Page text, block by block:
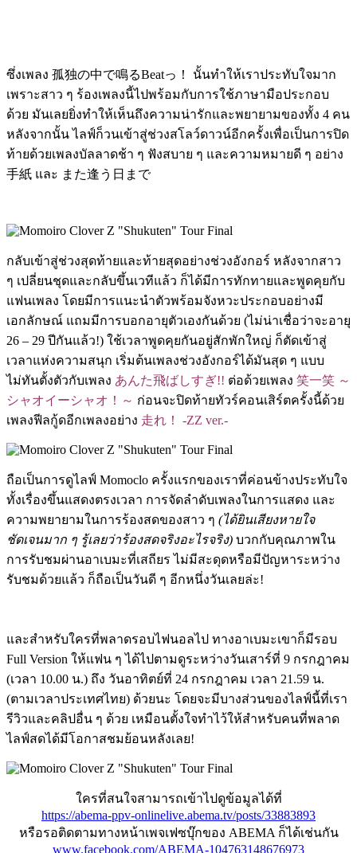
ซึ่งเพลง 孤独の中で鳴るBeatっ！ นั้นทำให้เราประทับใจมาก
เพราะสาว ๆ ร้องเพลงนี้ไปพร้อมกับการใช้ภาษามือประกอบ
ด้วย มันเลยยิ่งทำให้เห็นถึงความน่ารักและพยายามของทั้ง 4 คน
หลังจากนั้น ไลฟ์ก็วนเข้าสู่ช่วงสโลว์ดาวน์อีกครั้งเพื่อเป็นการปิด
ท้ายด้วยเพลงบัลลาดช้า ๆ ฟังสบาย ๆ และความหมายดี ๆ อย่าง
手紙 และ また逢う日まで
กลับเข้าสู่ช่วงสุดท้ายและท้ายสุดอย่างช่วงอังกอร์ หลังจากสาว
ๆ เปลี่ยนชุดและกลับขึ้นเวทีแล้ว ก็ได้มีการทักทายและพูดคุยกับ
แฟนเพลง โดยมีการแนะนำตัวพร้อมจังหวะประกอบอย่างมี
เอกลักษณ์ แถมมีการบอกอายุตัวเองกันด้วย (ไม่น่าเชื่อว่าจะอายุ
26 – 29 ปีกันแล้ว!) ใช้เวลาพูดคุยกันอยู่สักพักใหญ่ ก็ตัดเข้าสู่
เวลาแห่งความสนุก เริ่มต้นเพลงช่วงอังกอร์ได้มันสุด ๆ แบบ
ไม่ทันตั้งตัวกับเพลง あんた⾶ばしすぎ!! ต่อด้วยเพลง 笑一笑 ～
シャオイーシャオ！～ ก่อนจะปิดท้ายทัวร์คอนเสิร์ตครั้งนี้ด้วย
เพลงฟีลกู้ดอีกเพลงอย่าง ⾛れ！ -ZZ ver.-
ถือเป็นการดูไลฟ์ Momoclo ครั้งแรกของเราที่ค่อนข้างประทับใจ
ทั้งเรื่องขึ้นแสดงตรงเวลา การจัดลำดับเพลงในการแสดง และ
ความพยายามในการร้องสดของสาว ๆ (ได้ยินเสียงหายใจ
ชัดเจนมาก ๆ รู้เลยว่าร้องสดจริงอะไรจริง) บวกกับคุณภาพใน
การรับชมผ่านอาเบมะที่เสถียร ไม่มีสะดุดหรือมีปัญหาระหว่าง
รับชมด้วยแล้ว ก็ถือเป็นวันดี ๆ อีกหนึ่งวันเลยล่ะ!
และสำหรับใครที่พลาดรอบไฟนอลไป ทางอาเบมะเขาก็มีรอบ
Full Version ให้แฟน ๆ ได้ไปตามดูระหว่างวันเสาร์ที่ 9 กรกฎาคม
(เวลา 10.00 น.) ถึง วันอาทิตย์ที่ 24 กรกฎาคม เวลา 21.59 น.
(ตามเวลาประเทศไทย) ด้วยนะ โดยจะมีบางส่วนของไลฟ์นี้ที่เรา
รีวิวและคลิปอื่น ๆ ด้วย เหมือนตั้งใจทำไว้ให้สำหรับคนที่พลาด
ไลฟ์สดได้มีโอกาสชมย้อนหลังเลย!
ใครที่สนใจสามารถเข้าไปดูข้อมูลได้ที่
https://abema-ppv-onlinelive.abema.tv/posts/33883893
หรือรอติดตามทางหน้าเพจเฟซบุ๊กของ ABEMA ก็ได้เช่นกัน
www.facebook.com/ABEMA-104763148676973